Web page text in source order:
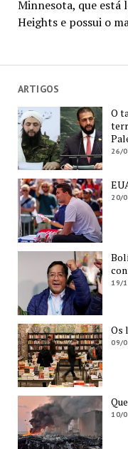
Minnesota, que está
Heights e possui o
ARTIGOS
O
26/
20/
19/
Os
09/
10/